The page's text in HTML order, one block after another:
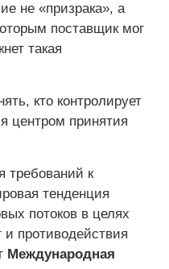
не «призрака», а
поставщик мог
такая
кто контролирует
центром принятия
требований к
тенденция
потоков в целях
противодействия
Международная